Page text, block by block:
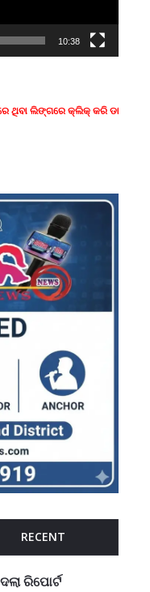
10:38
ଥିବା ଲିଙ୍ଗରେ କ୍ଲିକ୍ କରି ଡାଉନଲୋଡ
RECENT
ରିପୋର୍ଟ